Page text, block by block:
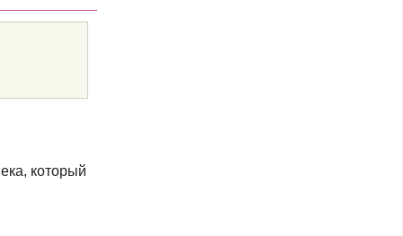
который